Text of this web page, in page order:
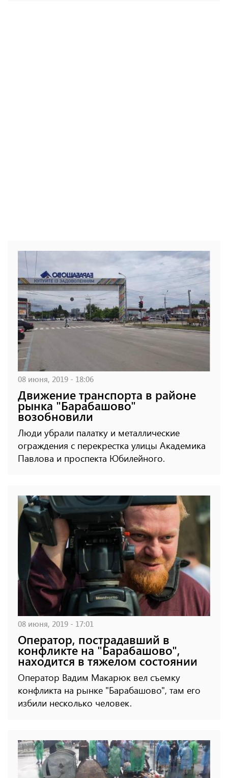
08 июня, 2019 - 18:06
Движение транспорта в районе
рынка "Барабашово"
возобновили
Люди убрали палатку и металлические
ограждения с перекрестка улицы Академика
Павлова и проспекта Юбилейного.
08 июня, 2019 - 17:01
Оператор, пострадавший в
конфликте на "Барабашово",
находится в тяжелом состоянии
Оператор Вадим Макарюк вел съемку
конфликта на рынке "Барабашово", там его
избили несколько человек.